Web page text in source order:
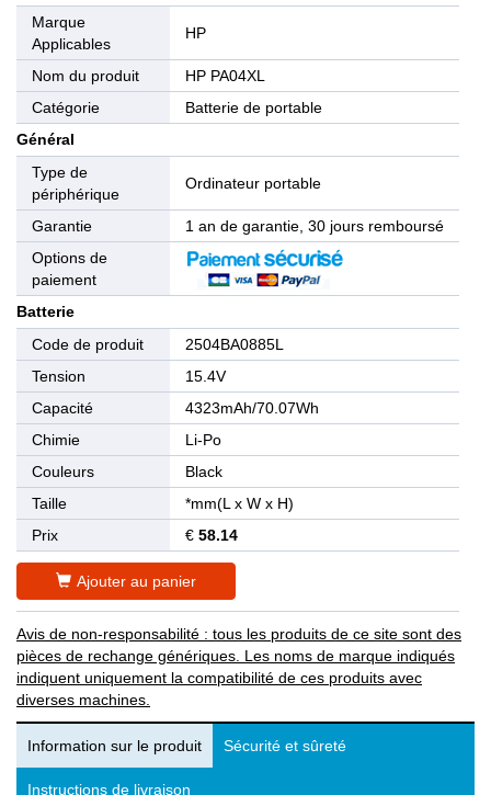
Marque
Applicables
HP
Nom du produit
HP PA04XL
Catégorie
Batterie de portable
Général
Type de
périphérique
Ordinateur portable
Garantie
1 an de garantie, 30 jours remboursé
Options de
paiement
Batterie
Code de produit
2504BA0885L
Tension
15.4V
Capacité
4323mAh/70.07Wh
Chimie
Li-Po
Couleurs
Black
Taille
*mm(L x W x H)
Prix
€ 58.14
Ajouter au panier
Avis de non-responsabilité : tous les produits de ce site sont des
pièces de rechange génériques. Les noms de marque indiqués
indiquent uniquement la compatibilité de ces produits avec
diverses machines.
Information sur le produit Sécurité et sûreté
Instructions de livraison